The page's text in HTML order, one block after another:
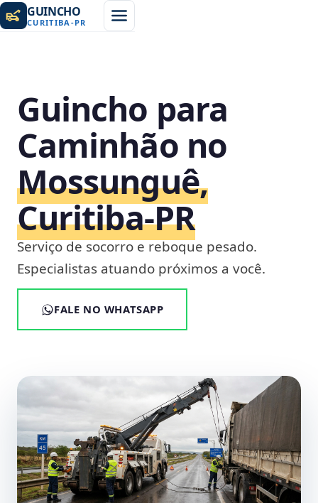
GUINCHO
CURITIBA -PR
Guincho para
Caminhão no
Mossunguê,
Curitiba‑PR
Serviço de socorro e reboque pesado.
Especialistas atuando próximos a você.
FALE NO WHATSAPP